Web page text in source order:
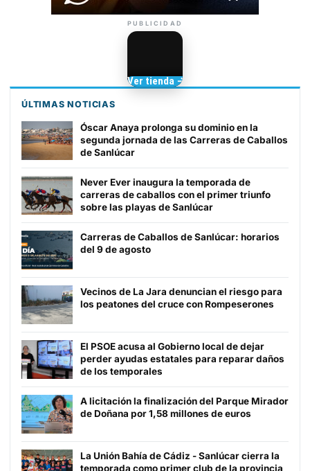
PUBLICIDAD
TIENDA DE
Camisetas de Sanlúcar
Ver tienda →
ÚLTIMAS NOTICIAS
Óscar Anaya prolonga su dominio en la
segunda jornada de las Carreras de Caballos
de Sanlúcar
Never Ever inaugura la temporada de
carreras de caballos con el primer triunfo
sobre las playas de Sanlúcar
Carreras de Caballos de Sanlúcar: horarios
del 9 de agosto
Vecinos de La Jara denuncian el riesgo para
los peatones del cruce con Rompeserones
El PSOE acusa al Gobierno local de dejar
perder ayudas estatales para reparar daños
de los temporales
A licitación la finalización del Parque Mirador
de Doñana por 1,58 millones de euros
La Unión Bahía de Cádiz - Sanlúcar cierra la
temporada como primer club de la provincia